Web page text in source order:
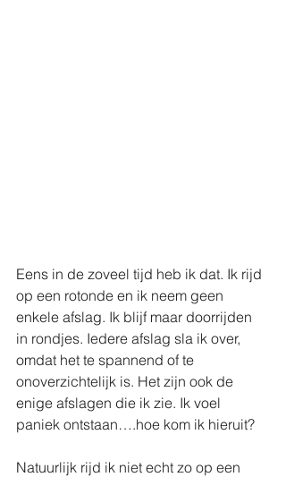
Eens in de zoveel tijd heb ik dat. Ik rijd
op een rotonde en ik neem geen
enkele afslag. Ik blijf maar doorrijden
in rondjes. Iedere afslag sla ik over,
omdat het te spannend of te
onoverzichtelijk is. Het zijn ook de
enige afslagen die ik zie. Ik voel
paniek ontstaan….hoe kom ik hieruit?
Natuurlijk rijd ik niet echt zo op een